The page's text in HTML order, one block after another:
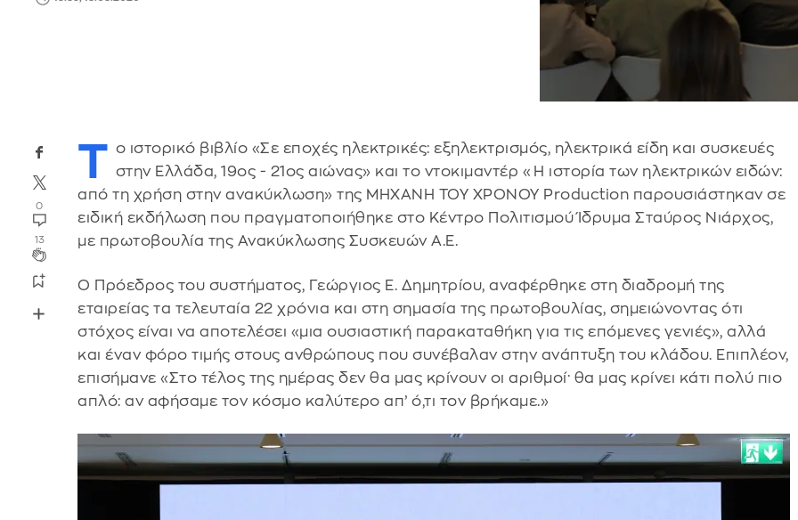
0
13
Τ ο ιστορικό βιβλίο «Σε εποχές ηλεκτρικές: εξηλεκτρισμός, ηλεκτρικά είδη και συσκευές
στην Ελλάδα, 19ος - 21ος αιώνας» και το ντοκιμαντέρ «Η ιστορία των ηλεκτρικών ειδών:
από τη χρήση στην ανακύκλωση» της ΜΗΧΑΝΗ ΤΟΥ ΧΡΟΝΟΥ Production παρουσιάστηκαν σε
ειδική εκδήλωση που πραγματοποιήθηκε στο Κέντρο Πολιτισμού Ίδρυμα Σταύρος Νιάρχος,
με πρωτοβουλία της Ανακύκλωσης Συσκευών Α.Ε.
Ο Πρόεδρος του συστήματος, Γεώργιος Ε. Δημητρίου, αναφέρθηκε στη διαδρομή της
εταιρείας τα τελευταία 22 χρόνια και στη σημασία της πρωτοβουλίας, σημειώνοντας ότι
στόχος είναι να αποτελέσει «μια ουσιαστική παρακαταθήκη για τις επόμενες γενιές», αλλά
και έναν φόρο τιμής στους ανθρώπους που συνέβαλαν στην ανάπτυξη του κλάδου. Επιπλέον,
επισήμανε «Στο τέλος της ημέρας δεν θα μας κρίνουν οι αριθμοί· θα μας κρίνει κάτι πολύ πιο
απλό: αν αφήσαμε τον κόσμο καλύτερο απ’ ό,τι τον βρήκαμε.»